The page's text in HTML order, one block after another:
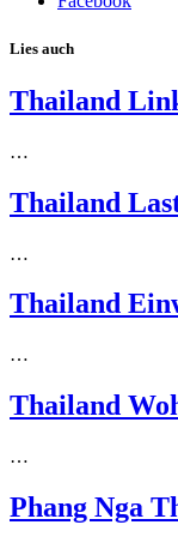
Lies auch
Thailand
…
Thailand
…
Thailand
…
Thailand
…
Phang Nga